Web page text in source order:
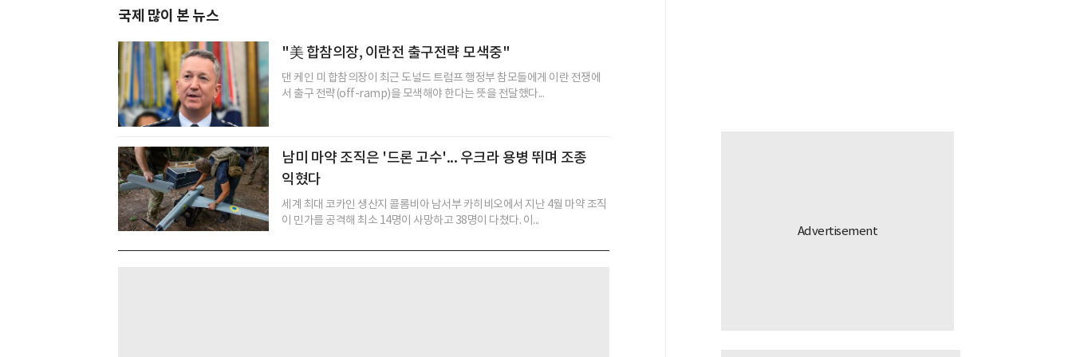
국제 많이 본 뉴스
"美 합참의장, 이란전 출구전략 모색중"
댄 케인 미 합참의장이 최근 도널드 트럼프 행정부 참모들에게 이란 전쟁에
서 출구 전략(off-ramp)을 모색해야 한다는 뜻을 전달했다...
남미 마약 조직은 '드론 고수'... 우크라 용병 뛰며 조종
익혔다
세계 최대 코카인 생산지 콜롬비아 남서부 카히비오에서 지난 4월 마약 조직
이 민가를 공격해 최소 14명이 사망하고 38명이 다쳤다. 이...